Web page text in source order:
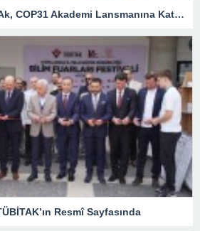
KLÜ Rektörü Rengin Ak, COP31 Akademi Lansmanına Katıldı
Resmî Sayfasında